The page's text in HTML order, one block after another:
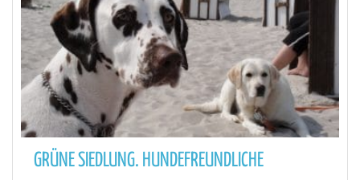
GRÜNE SIEDLUNG. HUNDEFREUNDLICHE